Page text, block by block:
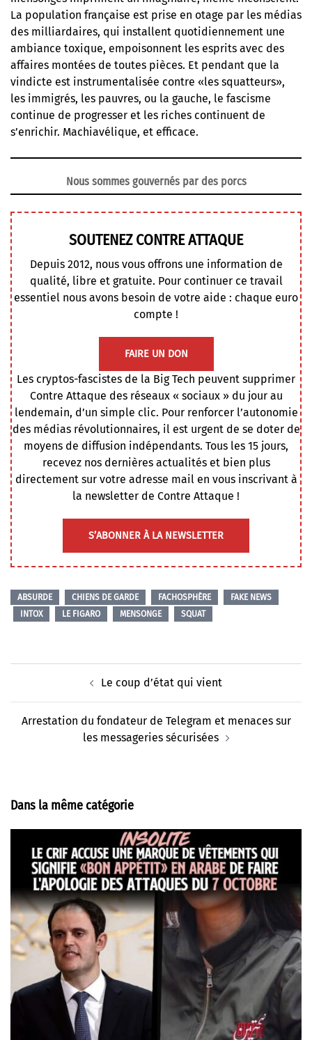
La population française est prise en otage par les médias
des milliardaires, qui installent quotidiennement une
ambiance toxique, empoisonnent les esprits avec des
affaires montées de toutes pièces. Et pendant que la
vindicte est instrumentalisée contre «les squatteurs»,
les immigrés, les pauvres, ou la gauche, le fascisme
continue de progresser et les riches continuent de
s’enrichir. Machiavélique, et efficace.
Nous sommes gouvernés par des porcs
SOUTENEZ CONTRE ATTAQUE
Depuis 2012, nous vous offrons une information de
qualité, libre et gratuite. Pour continuer ce travail
essentiel nous avons besoin de votre aide : chaque euro
compte !
FAIRE UN DON
Les cryptos-fascistes de la Big Tech peuvent supprimer
Contre Attaque des réseaux « sociaux » du jour au
lendemain, d’un simple clic. Pour renforcer l’autonomie
des médias révolutionnaires, il est urgent de se doter de
moyens de diffusion indépendants. Tous les 15 jours,
recevez nos dernières actualités et bien plus
directement sur votre adresse mail en vous inscrivant à
la newsletter de Contre Attaque !
S’ABONNER À LA NEWSLETTER
ABSURDE CHIENS DE GARDE FACHOSPHÈRE
FAKE NEWS
INTOX
LE FIGARO MENSONGE SQUAT
Le coup d’état qui vient
Arrestation du fondateur de Telegram et menaces sur
les messageries sécurisées
Dans la même catégorie